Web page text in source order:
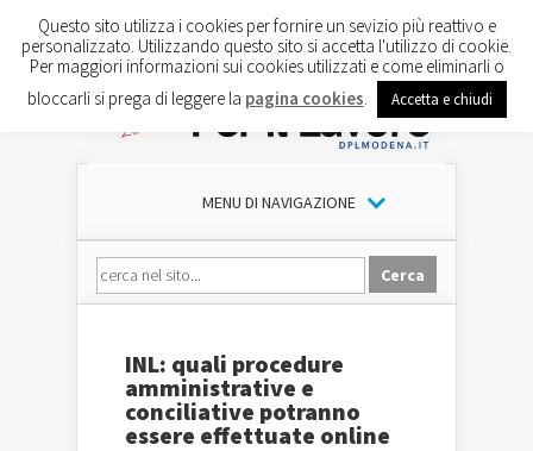
MENU DI NAVIGAZIONE
INL: quali procedure
amministrative e
conciliative potranno
essere effettuate online
Questo sito utilizza i cookies per fornire un sevizio più reattivo e
personalizzato. Utilizzando questo sito si accetta l'utilizzo di cookie.
Per maggiori informazioni sui cookies utilizzati e come eliminarli o
bloccarli si prega di leggere la pagina cookies Accetta e chiudi